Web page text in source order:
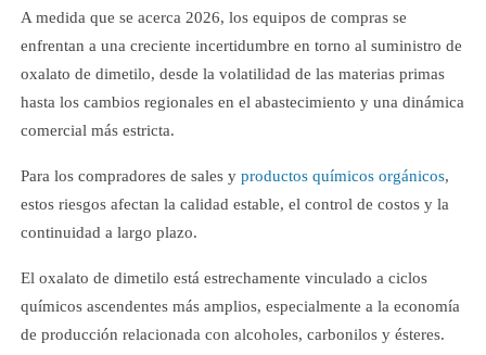
A medida que se acerca 2026, los equipos de compras se
enfrentan a una creciente incertidumbre en torno al suministro de
oxalato de dimetilo, desde la volatilidad de las materias primas
hasta los cambios regionales en el abastecimiento y una dinámica
comercial más estricta.
Para los compradores de sales y productos químicos orgánicos,
estos riesgos afectan la calidad estable, el control de costos y la
continuidad a largo plazo.
El oxalato de dimetilo está estrechamente vinculado a ciclos
químicos ascendentes más amplios, especialmente a la economía
de producción relacionada con alcoholes, carbonilos y ésteres.